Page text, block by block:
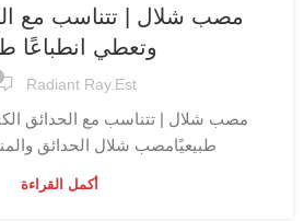
مصب شلال | تتناسب مع
وتعطي انطباعًا
Radiant Ray.est
مصب شلال | تتناسب مع الحدائق
طبيعيًامصب شلال الحدائق
أكمل القراءة